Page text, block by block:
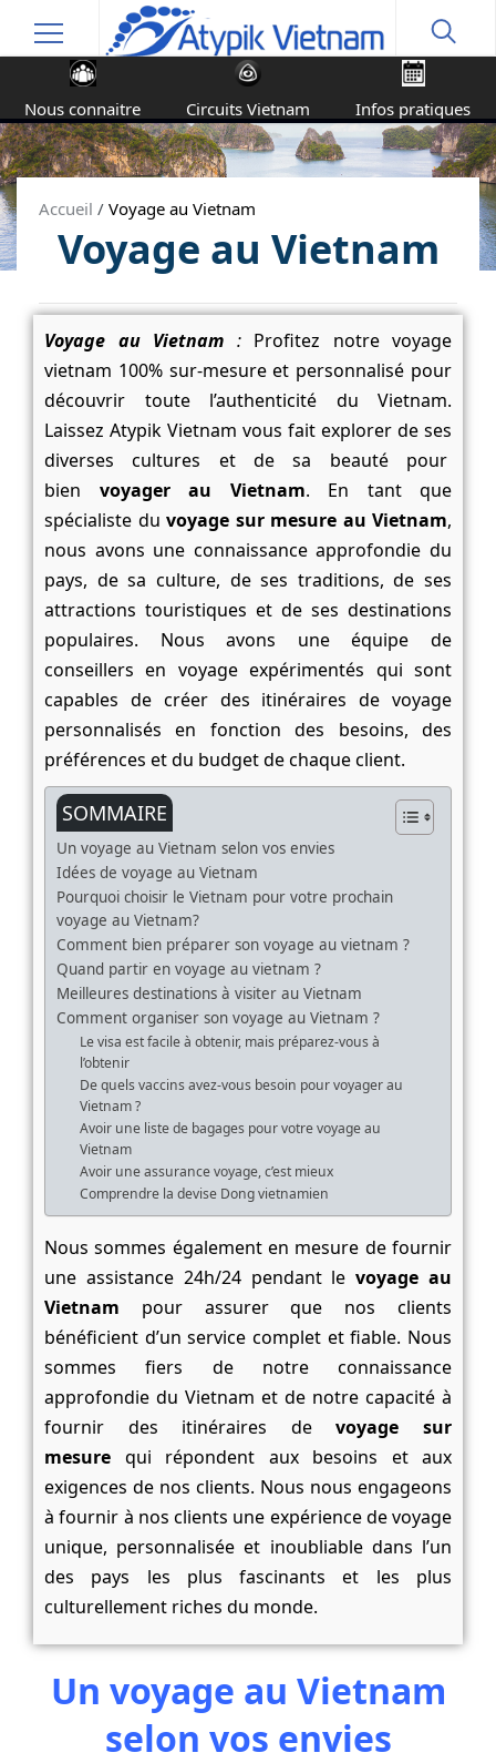
Nous connaitre Circuits Vietnam Infos pratiques
Accueil / Voyage au Vietnam
Voyage au Vietnam
Voyage au Vietnam :Profitez notre voyage
vietnam 100% sur-mesure et personnalisé pour
découvrir toute l’authenticité du Vietnam.
Laissez Atypik Vietnam vous fait explorer de ses
diverses cultures et de sa beauté pour
bien voyager au Vietnam. En tant que
spécialiste du voyage sur mesure au Vietnam,
nous avons une connaissance approfondie du
pays, de sa culture, de ses traditions, de ses
attractions touristiques et de ses destinations
populaires. Nous avons une équipe de
conseillers en voyage expérimentés qui sont
capables de créer des itinéraires de voyage
personnalisés en fonction des besoins, des
préférences et du budget de chaque client.
SOMMAIRE
Un voyage au Vietnam selon vos envies
Idées de voyage au Vietnam
Pourquoi choisir le Vietnam pour votre prochain
voyage au Vietnam?
Comment bien préparer son voyage au vietnam ?
Quand partir en voyage au vietnam ?
Meilleures destinations à visiter au Vietnam
Comment organiser son voyage au Vietnam ?
Le visa est facile à obtenir, mais préparez-vous à
l’obtenir
De quels vaccins avez-vous besoin pour voyager au
Vietnam ?
Avoir une liste de bagages pour votre voyage au
Vietnam
Avoir une assurance voyage, c’est mieux
Comprendre la devise Dong vietnamien
Nous sommes également en mesure de fournir
une assistance 24h/24 pendant levoyage au
Vietnam pour assurer que nos clients
bénéficient d’un service complet et fiable. Nous
sommes fiers de notre connaissance
approfondie du Vietnam et de notre capacité à
fournir des itinéraires devoyage sur
mesure qui répondent aux besoins et aux
exigences de nos clients. Nous nous engageons
à fournir à nos clients une expérience de voyage
unique, personnalisée et inoubliable dans l’un
des pays les plus fascinants et les plus
culturellement riches du monde.
Un voyage au Vietnam
selon vos envies